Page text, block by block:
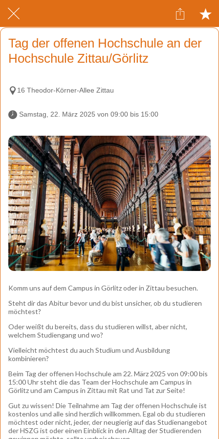
Tag der offenen Hochschule an der
Hochschule Zittau/Görlitz
16 Theodor-Körner-Allee Zittau
Samstag, 22. März 2025 von 09:00 bis 15:00
Komm uns auf dem Campus in Görlitz oder in Zittau besuchen.
Steht dir das Abitur bevor und du bist unsicher, ob du studieren
möchtest?
Oder weißt du bereits, dass du studieren willst, aber nicht,
welchem Studiengang und wo?
Vielleicht möchtest du auch Studium und Ausbildung
kombinieren?
Beim Tag der offenen Hochschule am 22. März 2025 von 09:00 bis
15:00 Uhr steht die das Team der Hochschule am Campus in
Görlitz und am Campus in Zittau mit Rat und Tat zur Seite!
Gut zu wissen! Die Teilnahme am Tag der offenen Hochschule ist
kostenlos und alle sind herzlich willkommen. Egal ob du studieren
möchtest oder nicht, jeder, der neugierig auf das Studienangebot
der HSZG ist oder einen Einblick in den Alltag der Studierenden